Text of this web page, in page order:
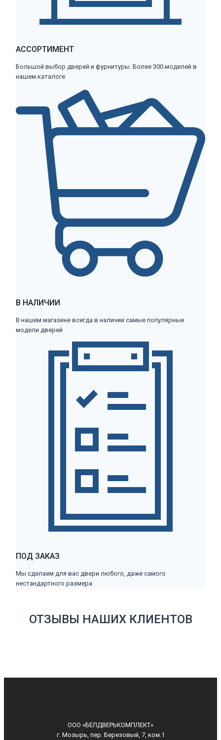
АССОРТИМЕНТ
Большой выбор дверей и фурнитуры. Более 300 моделей в
нашем каталоге
В НАЛИЧИИ
В нашем магазине всегда в наличии самые популярные
модели дверей
ПОД ЗАКАЗ
Мы сделаем для вас двери любого, даже самого
нестандартного размера
ОТЗЫВЫ НАШИХ КЛИЕНТОВ
ООО «БЕЛДВЕРЬКОМПЛЕКТ»
г. Мозырь, пер. Березовый, 7, ком.1